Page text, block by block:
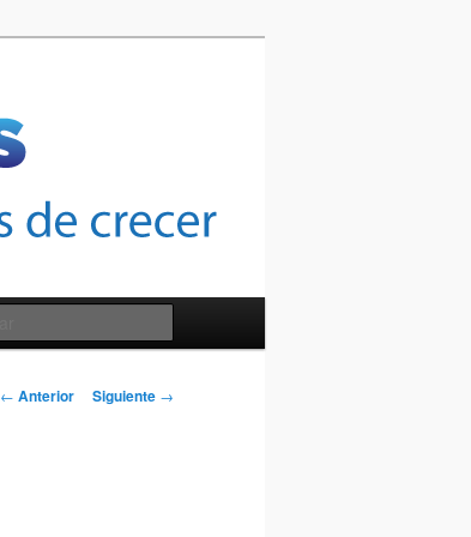
Navegación
← Anterior Siguiente →